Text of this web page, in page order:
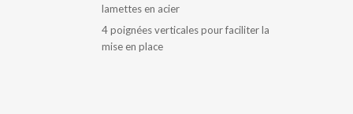
lamettes en acier
4 poignées verticales pour faciliter la
mise en place